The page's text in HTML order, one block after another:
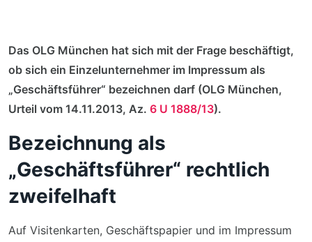
Das OLG München hat sich mit der Frage beschäftigt,
ob sich ein Einzelunternehmer im Impressum als
„Geschäftsführer“ bezeichnen darf (OLG München,
Urteil vom 14.11.2013, Az. 6 U 1888/13).
Bezeichnung als
„Geschäftsführer“ rechtlich
zweifelhaft
Auf Visitenkarten, Geschäftspapier und im Impressum